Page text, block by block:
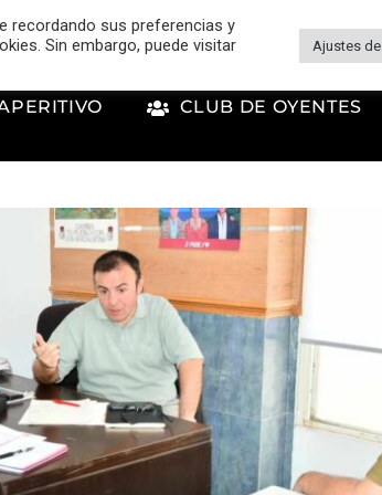
CLUB DE OYENTES
recordando sus preferencias y
Sin embargo, puede visitar
Ajustes